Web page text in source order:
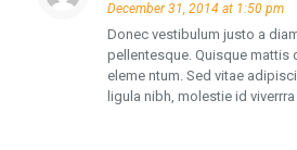
December 31, 2014 at 1:50 pm
Donec vestibulum justo a
pellentesque. Quisque mattis
eleme ntum. Sed vitae
ligula nibh, molestie id viverrra